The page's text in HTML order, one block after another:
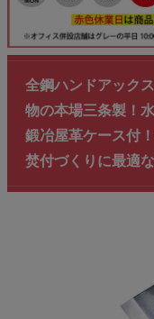
全鋼ハンドアック
物の本場三条製！
鍛冶屋革ケース付
焚付づくりに最適